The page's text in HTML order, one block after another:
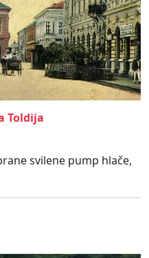
Toldija
svilene pump hlače,